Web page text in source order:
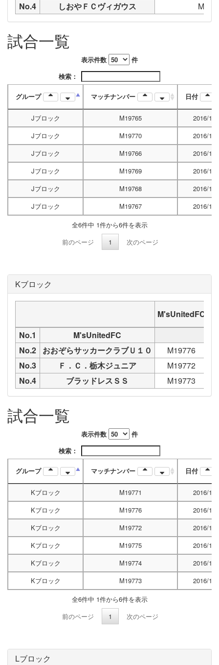
No.4
しおやＦＣヴィガウス
試合一覧
表示件数
件
検索：
グループ マッチナンバー 日付
Jブロック M19765
2016/12/
Jブロック
M19770
2016/12/
Jブロック
M19766
2016/12/
Jブロック
M19769
2016/12/
Jブロック
M19768
2016/12/
Jブロック
M19767
2016/12/
全6件中 1件から6件を表示
前のページ
1 次のページ
Kブロック
M'sUnitedFC
No.1
M'sUnitedFC
No.2
おおぞらサッカークラブＵ１０
M19776
No.3
Ｆ．Ｃ．栃木ジュニア
M19772
No.4
ブラッドレスＳＳ M19773
試合一覧
表示件数
件
検索：
グループ マッチナンバー 日付
Kブロック M19771
2016/12/
Kブロック
M19776
2016/12/
Kブロック
M19772
2016/12/
Kブロック
M19775
2016/12/
Kブロック
M19774
2016/12/
Kブロック
M19773
2016/12/
全6件中 1件から6件を表示
前のページ
1 次のページ
Lブロック